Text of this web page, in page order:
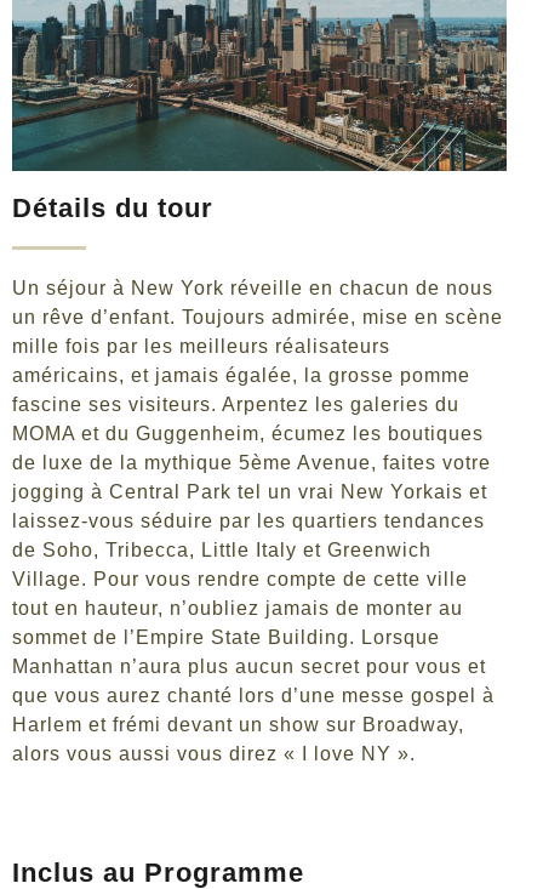
Détails du tour
Un séjour à New York réveille en chacun de nous
un rêve d’enfant. Toujours admirée, mise en scène
mille fois par les meilleurs réalisateurs
américains, et jamais égalée, la grosse pomme
fascine ses visiteurs. Arpentez les galeries du
MOMA et du Guggenheim, écumez les boutiques
de luxe de la mythique 5ème Avenue, faites votre
jogging à Central Park tel un vrai New Yorkais et
laissez-vous séduire par les quartiers tendances
de Soho, Tribecca, Little Italy et Greenwich
Village. Pour vous rendre compte de cette ville
tout en hauteur, n’oubliez jamais de monter au
sommet de l’Empire State Building. Lorsque
Manhattan n’aura plus aucun secret pour vous et
que vous aurez chanté lors d’une messe gospel à
Harlem et frémi devant un show sur Broadway,
alors vous aussi vous direz « I love NY ».
Inclus au Programme